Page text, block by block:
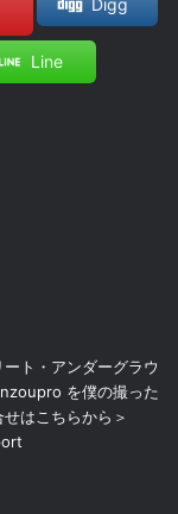
Digg
Line
ト・アンダーグラウ
を僕の撮った
はこちらから＞